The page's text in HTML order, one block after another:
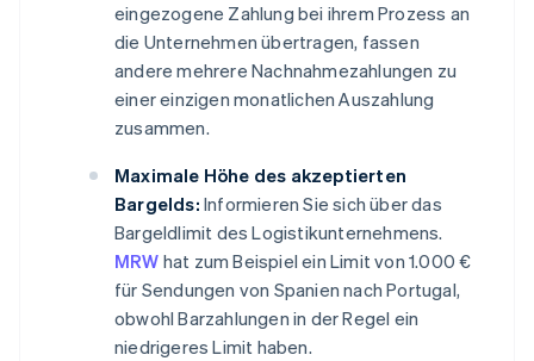
eingezogene Zahlung bei ihrem Prozess an
die Unternehmen übertragen, fassen
andere mehrere Nachnahmezahlungen zu
einer einzigen monatlichen Auszahlung
zusammen.
Maximale Höhe des akzeptierten
Bargelds: Informieren Sie sich über das
Bargeldlimit des Logistikunternehmens.
MRW hat zum Beispiel ein Limit von 1.000 €
für Sendungen von Spanien nach Portugal,
obwohl Barzahlungen in der Regel ein
niedrigeres Limit haben.